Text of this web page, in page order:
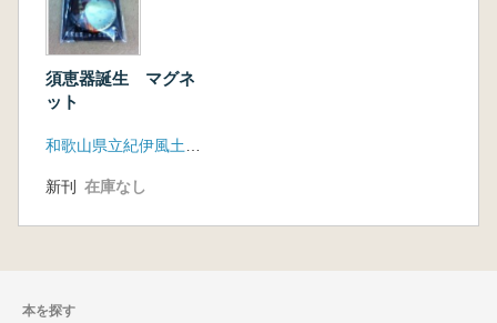
須恵器誕生 マグネ
ット
新刊 在庫なし
本を探す